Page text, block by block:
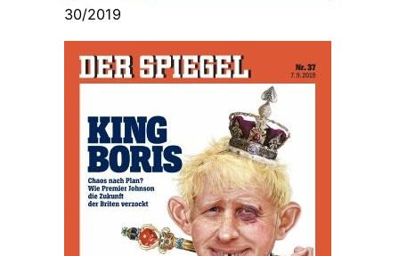
30/2019